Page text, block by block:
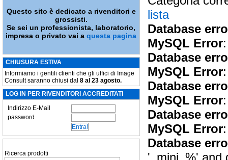
Questo sito è dedicato a rivenditori e
grossisti.
Se sei un professionista, laboratorio,
impresa o privato vai aquesta pagina
CHIUSURA ESTIVA
Informiamo i gentili clienti che gli uffici di Image
Consult saranno chiusi dal 8 al 23 agosto.
LOG IN PER RIVENDITORI ACCREDITATI
Indirizzo E-Mail
password
Ricerca prodotti
lista
Database
MySQL Error
Database
MySQL Error
Database
MySQL Error
Database
MySQL Error
Database
'_mini_%' and